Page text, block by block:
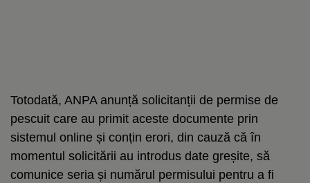
Totodată, ANPA anunță solicitanții de permise de
pescuit care au primit aceste documente prin
sistemul online și conțin erori, din cauză că în
momentul solicitării au introdus date greșite, să
comunice seria și numărul permisului pentru a fi